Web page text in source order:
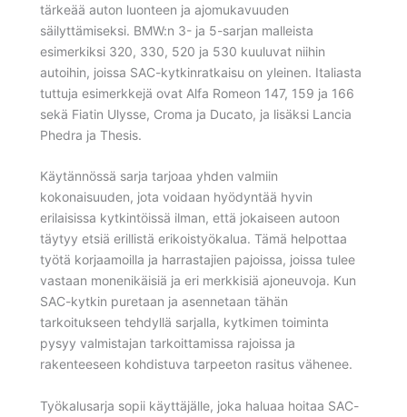
tärkeää auton luonteen ja ajomukavuuden
säilyttämiseksi. BMW:n 3- ja 5-sarjan malleista
esimerkiksi 320, 330, 520 ja 530 kuuluvat niihin
autoihin, joissa SAC-kytkinratkaisu on yleinen. Italiasta
tuttuja esimerkkejä ovat Alfa Romeon 147, 159 ja 166
sekä Fiatin Ulysse, Croma ja Ducato, ja lisäksi Lancia
Phedra ja Thesis.
Käytännössä sarja tarjoaa yhden valmiin
kokonaisuuden, jota voidaan hyödyntää hyvin
erilaisissa kytkintöissä ilman, että jokaiseen autoon
täytyy etsiä erillistä erikoistyökalua. Tämä helpottaa
työtä korjaamoilla ja harrastajien pajoissa, joissa tulee
vastaan monenikäisiä ja eri merkkisiä ajoneuvoja. Kun
SAC-kytkin puretaan ja asennetaan tähän
tarkoitukseen tehdyllä sarjalla, kytkimen toiminta
pysyy valmistajan tarkoittamissa rajoissa ja
rakenteeseen kohdistuva tarpeeton rasitus vähenee.
Työkalusarja sopii käyttäjälle, joka haluaa hoitaa SAC-